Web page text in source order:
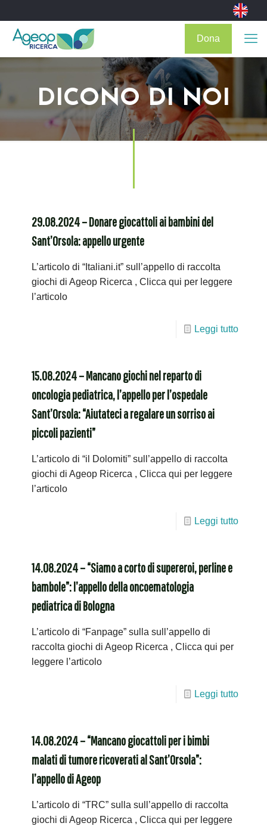
Dona
DICONO DI NOI
29.08.2024 – Donare giocattoli ai bambini del
Sant’Orsola: appello urgente
L’articolo di “Italiani.it” sull’appello di raccolta
giochi di Ageop Ricerca , Clicca qui per leggere
l’articolo
Leggi tutto
15.08.2024 – Mancano giochi nel reparto di
oncologia pediatrica, l’appello per l’ospedale
Sant’Orsola: “Aiutateci a regalare un sorriso ai
piccoli pazienti”
L’articolo di “il Dolomiti” sull’appello di raccolta
giochi di Ageop Ricerca , Clicca qui per leggere
l’articolo
Leggi tutto
14.08.2024 – “Siamo a corto di supereroi, perline e
bambole”: l’appello della oncoematologia
pediatrica di Bologna
L’articolo di “Fanpage” sulla sull’appello di
raccolta giochi di Ageop Ricerca , Clicca qui per
leggere l’articolo
Leggi tutto
14.08.2024 – “Mancano giocattoli per i bimbi
malati di tumore ricoverati al Sant’Orsola”:
l’appello di Ageop
L’articolo di “TRC” sulla sull’appello di raccolta
giochi di Ageop Ricerca , Clicca qui per leggere